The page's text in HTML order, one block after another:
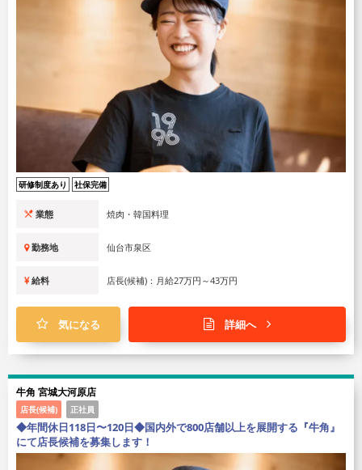
研修制度あり 社保完備
業態 焼肉・韓国料理
勤務地 仙台市泉区
給料 店長(候補)：月給27万円～43万円
気になる 詳細へ
牛角 宮城大河原店
店長(候補) 正社員
◆年間休日118日〜120日◆国内外で800店舗以上を展開する『牛角』
にて店長候補を募集します！